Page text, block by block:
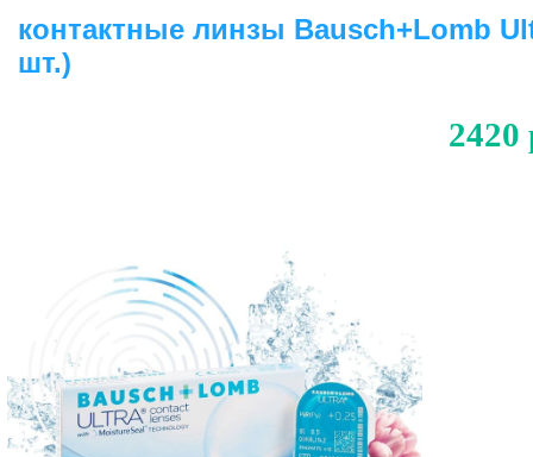
контактные линзы Bausch+Lomb
шт.)
2420